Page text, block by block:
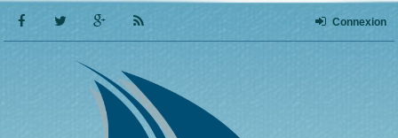
Connexion